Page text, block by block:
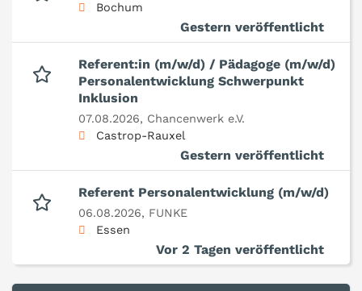
Bochum
Gestern veröffentlicht
Referent:in (m/w/d) / Pädagoge (m/w/d)
Personalentwicklung Schwerpunkt
Inklusion
07.08.2026, Chancenwerk e.V.
Castrop-Rauxel
Gestern veröffentlicht
Referent Personalentwicklung (m/w/d)
06.08.2026, FUNKE
Essen
Vor 2 Tagen veröffentlicht